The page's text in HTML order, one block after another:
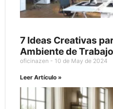
7 Ideas Creativas
Ambiente de
oficinazen 10 de May de 2024
Leer Artículo »